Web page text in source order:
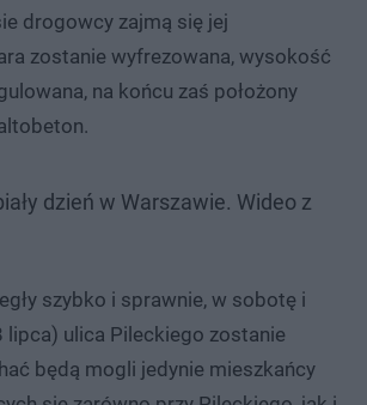
drogowcy zajmą się jej
zostanie wyfrezowana, wysokość
na końcu zaś położony
dzień w Warszawie. Wideo z
szybko i sprawnie, w sobotę i
lipca) ulica Pileckiego zostanie
będą mogli jedynie mieszkańcy